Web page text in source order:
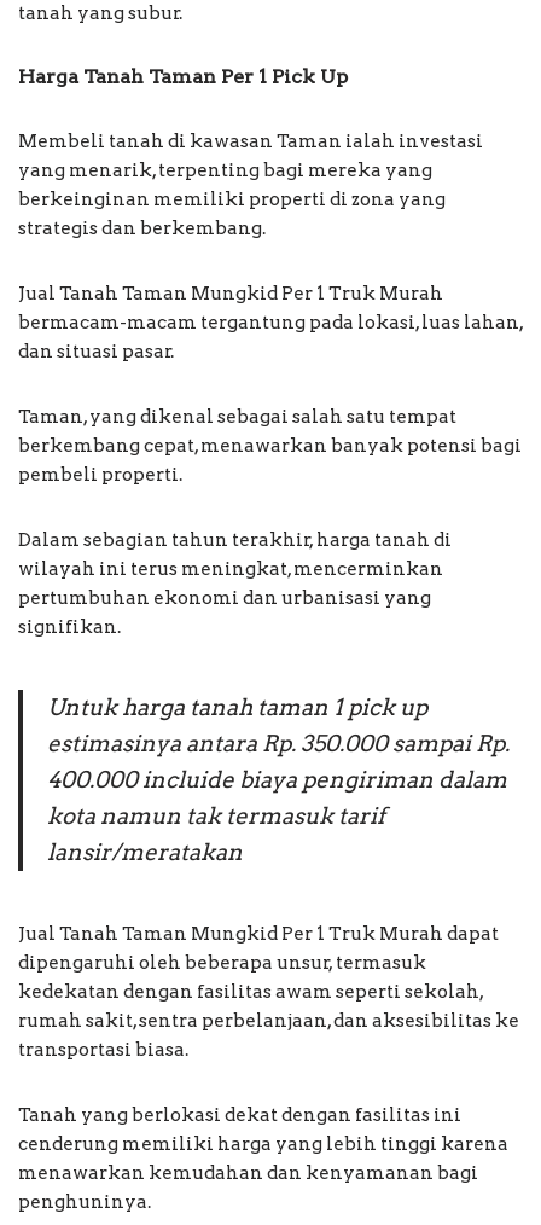
tanah yang subur.
Harga Tanah Taman Per 1 Pick Up
Membeli tanah di kawasan Taman ialah investasi
yang menarik, terpenting bagi mereka yang
berkeinginan memiliki properti di zona yang
strategis dan berkembang.
Jual Tanah Taman Mungkid Per 1 Truk Murah
bermacam-macam tergantung pada lokasi, luas lahan,
dan situasi pasar.
Taman, yang dikenal sebagai salah satu tempat
berkembang cepat, menawarkan banyak potensi bagi
pembeli properti.
Dalam sebagian tahun terakhir, harga tanah di
wilayah ini terus meningkat, mencerminkan
pertumbuhan ekonomi dan urbanisasi yang
signifikan.
Untuk harga tanah taman 1 pick up
estimasinya antara Rp. 350.000 sampai Rp.
400.000 incluide biaya pengiriman dalam
kota namun tak termasuk tarif
lansir/meratakan
Jual Tanah Taman Mungkid Per 1 Truk Murah dapat
dipengaruhi oleh beberapa unsur, termasuk
kedekatan dengan fasilitas awam seperti sekolah,
rumah sakit, sentra perbelanjaan, dan aksesibilitas ke
transportasi biasa.
Tanah yang berlokasi dekat dengan fasilitas ini
cenderung memiliki harga yang lebih tinggi karena
menawarkan kemudahan dan kenyamanan bagi
penghuninya.